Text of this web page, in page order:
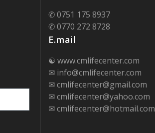
✆ 0751 175 8937
✆ 0770 272 8728
E.mail
☯ www.cmlifecenter.com
✉ info@cmlifecenter.com
✉ cmlifecenter@gmail.com
✉ cmlifecenter@yahoo.com
✉ cmlifecenter@hotmail.com